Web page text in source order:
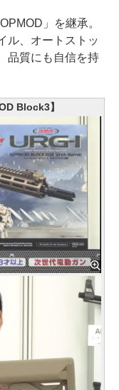
」を継承。
ル、オートストッ
品質にも自信を持
Block3】